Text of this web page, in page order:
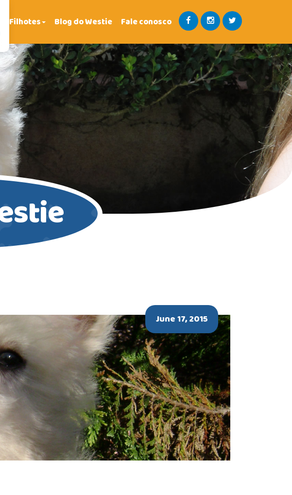
Filhotes Blog do Westie Fale conosco
June 17, 2015